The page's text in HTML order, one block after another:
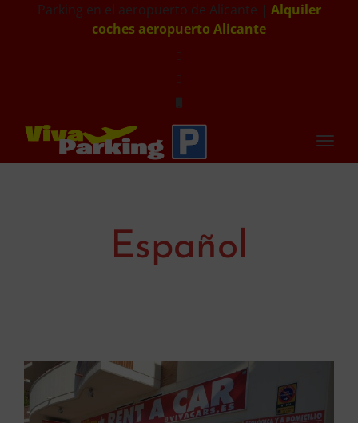
Parking en el aeropuerto de Alicante | Alquiler
coches aeropuerto Alicante
Español